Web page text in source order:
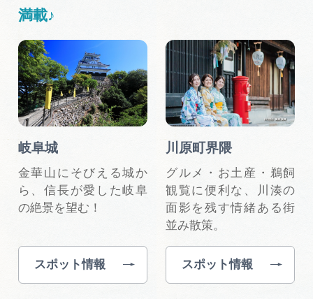
動画ライブラリー
お問い合わせ
運営組織
広告掲載
満載♪
岐阜城
金華山にそびえる城か
ら、信長が愛した岐阜
の絶景を望む！
スポット情報
川原町界隈
グルメ・お土産・鵜飼
観覧に便利な、川湊の
面影を残す情緒ある街
並み散策。
スポット情報